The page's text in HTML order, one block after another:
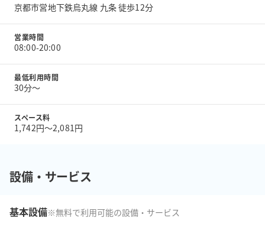
京都市営地下鉄烏丸線 九条 徒歩12分
営業時間
08:00-20:00
最低利用時間
30分〜
スペース料
1,742円〜2,081円
設備・サービス
基本設備※無料で利用可能の設備・サービス